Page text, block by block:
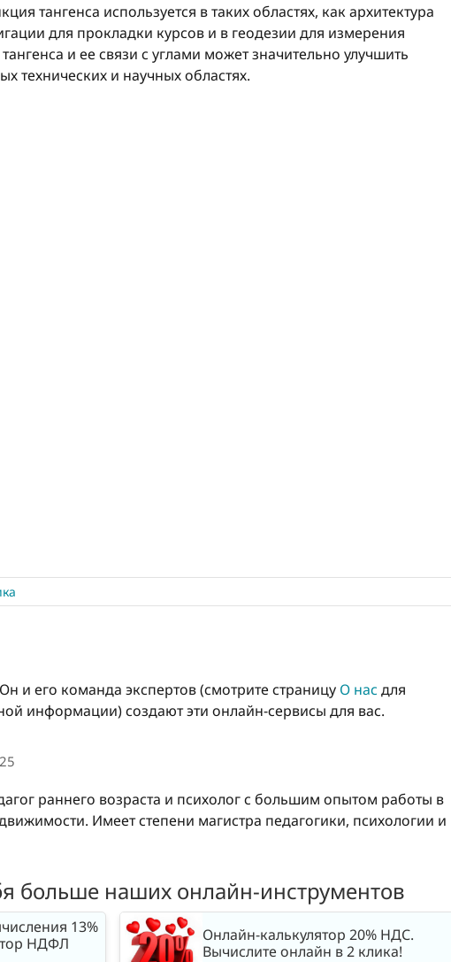
тангенса используется в таких областях, как архитектура
для прокладки курсов и в геодезии для измерения
и ее связи с углами может значительно улучшить
технических и научных областях.
и его команда экспертов (смотрите страницу О нас для
информации) создают эти онлайн-сервисы для вас.
раннего возраста и психолог с большим опытом работы в
Имеет степени магистра педагогики, психологии и
больше наших онлайн-инструментов
13%
НДФЛ
Онлайн-калькулятор 20% НДС.
Вычислите онлайн в 2 клика!